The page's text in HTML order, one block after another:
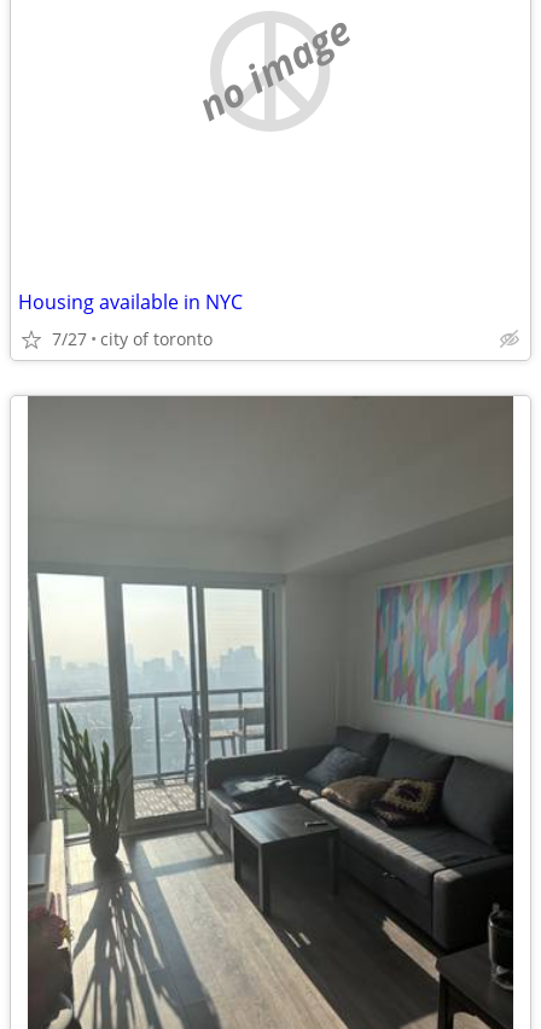
no image
Housing available in NYC
7/27 city of toronto